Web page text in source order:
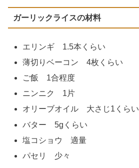
ガーリックライスの材料
エリンギ 1.5本くらい
薄切りベーコン 4枚くらい
ご飯 1合程度
ニンニク 1片
オリーブオイル 大さじ1くらい
バター 5gくらい
塩コショウ 適量
パセリ 少々